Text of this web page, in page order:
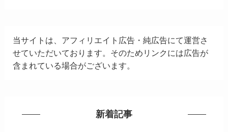
当サイトは、アフィリエイト広告・純広告にて運営さ
せていただいております。そのためリンクには広告が
含まれている場合がございます。
新着記事